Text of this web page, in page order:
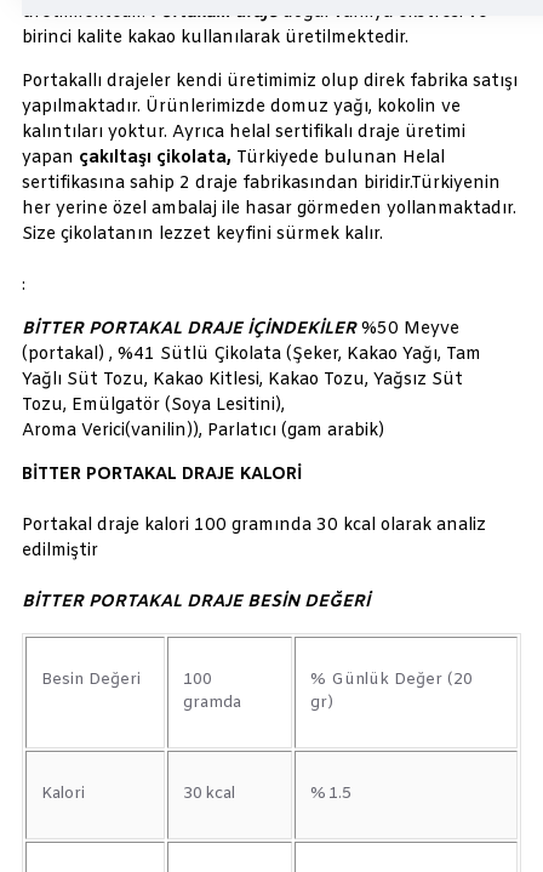
üretilmektedir. Portakallı draje doğal vanilya ekstresi ve
birinci kalite kakao kullanılarak üretilmektedir.
Portakallı drajeler kendi üretimimiz olup direk fabrika satışı
yapılmaktadır. Ürünlerimizde domuz yağı, kokolin ve
kalıntıları yoktur. Ayrıca helal sertifikalı draje üretimi
yapan çakıltaşı çikolata, Türkiyede bulunan Helal
sertifikasına sahip 2 draje fabrikasından biridir.Türkiyenin
her yerine özel ambalaj ile hasar görmeden yollanmaktadır.
Size çikolatanın lezzet keyfini sürmek kalır.
:
BİTTER PORTAKAL DRAJE İÇİNDEKİLER%50 Meyve
(portakal) , %41 Sütlü Çikolata (Şeker, Kakao Yağı, Tam
Yağlı Süt Tozu, Kakao Kitlesi, Kakao Tozu, Yağsız Süt
Tozu, Emülgatör (Soya Lesitini),
Aroma Verici(vanilin)), Parlatıcı (gam arabik)
BİTTER PORTAKAL DRAJE KALORİ
Portakal draje kalori 100 gramında 30 kcal olarak analiz
edilmiştir
BİTTER PORTAKAL DRAJE BESİN DEĞERİ
Besin Değeri
100
gramda
% Günlük Değer (20
gr)
Kalori 30 kcal % 1.5